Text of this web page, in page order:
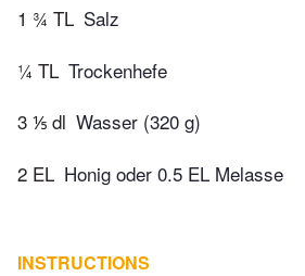
1 ¾ TL Salz
¼ TL Trockenhefe
3 ⅕ dl Wasser (320 g)
2 EL Honig oder 0.5 EL Melasse
INSTRUCTIONS